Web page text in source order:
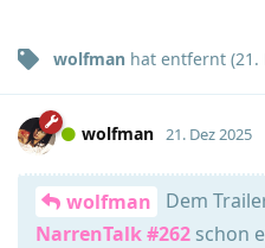
wolfman hat entfernt (21.
wolfman 21. Dez 2025
wolfman
Dem
NarrenTalk #262 schon